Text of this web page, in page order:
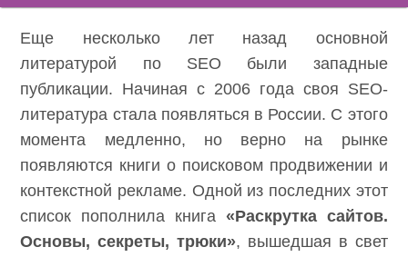
Еще несколько лет назад основной
литературой по SEO были западные
публикации. Начиная с 2006 года своя SEO-
литература стала появляться в России. С этого
момента медленно, но верно на рынке
появляются книги о поисковом продвижении и
контекстной рекламе. Одной из последних этот
список пополнила книга «Раскрутка сайтов.
Основы, секреты, трюки», вышедшая в свет